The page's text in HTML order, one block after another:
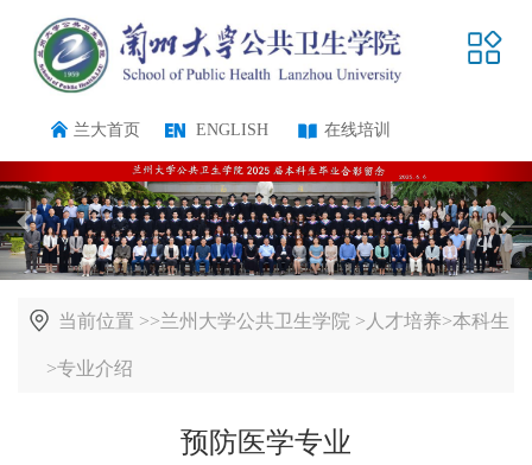
在线培训
ENGLISH
兰大首页
当前位置 >>兰州大学公共卫生学院 > 人才培养>本科生
>专业介绍
预防医学专业